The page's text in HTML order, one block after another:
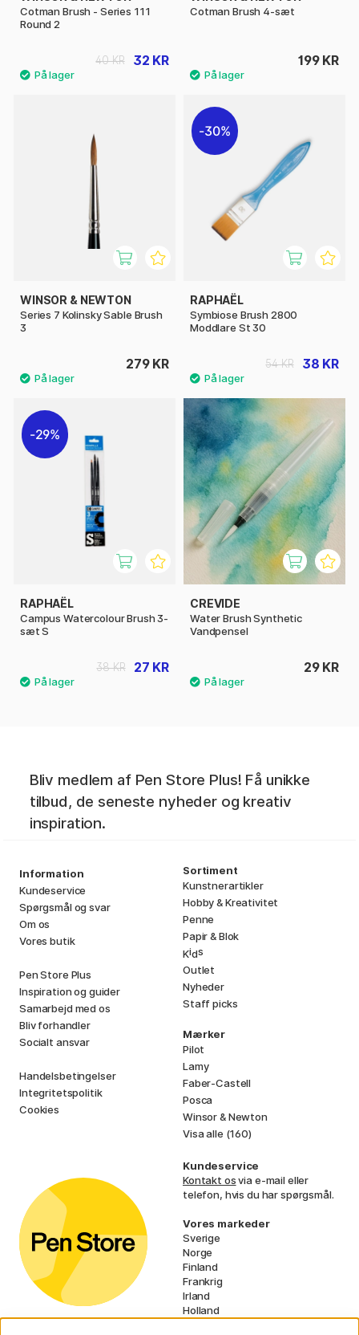
Cotman Brush - Series 111
Round 2
32 KR
40 KR
Cotman Brush 4-sæt
199 KR
WINSOR & NEWTON
Series 7 Kolinsky Sable Brush
3
279 KR
30%
RAPHAËL
Symbiose Brush 2800
Moddlare St 30
38 KR
54 KR
29%
RAPHAËL
Campus Watercolour Brush 3-
sæt S
27 KR
38 KR
CREVIDE
Water Brush Synthetic
Vandpensel
29 KR
Bliv medlem af Pen Store Plus! Få unikke
tilbud, de seneste nyheder og kreativ
inspiration.
Information
Kundeservice
Spørgsmål og svar
Om os
Vores butik
Pen Store Plus
Inspiration og guider
Samarbejd med os
Bliv forhandler
Socialt ansvar
Handelsbetingelser
Integritetspolitik
Cookies
Sortiment
Kunstnerartikler
Hobby & Kreativitet
Penne
Papir & Blok
Kids
Outlet
Nyheder
Staff picks
Mærker
Pilot
Lamy
Faber-Castell
Posca
Winsor & Newton
Visa alle (160)
Kundeservice
Kontakt osvia e-mail eller
telefon, hvis du har spørgsmål.
Vores markeder
Sverige
Norge
Finland
Frankrig
Irland
Holland